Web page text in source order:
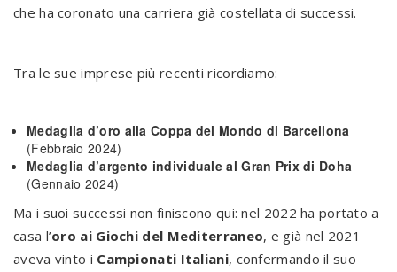
che ha coronato una carriera già costellata di successi.
Tra le sue imprese più recenti ricordiamo:
Medaglia d’oro alla Coppa del Mondo di Barcellona
(Febbraio 2024)
Medaglia d’argento individuale al Gran Prix di Doha
(Gennaio 2024)
Ma i suoi successi non finiscono qui: nel 2022 ha portato a
casa l’oro ai Giochi del Mediterraneo, e già nel 2021
aveva vinto i Campionati Italiani, confermando il suo